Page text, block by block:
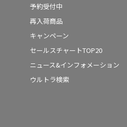
予約受付中
再入荷商品
キャンペーン
セールスチャートTOP20
ニュース&インフォメーション
ウルトラ検索